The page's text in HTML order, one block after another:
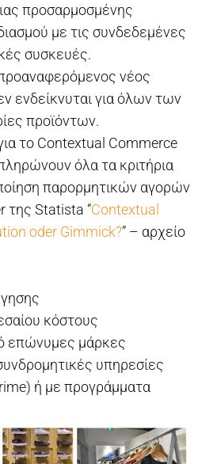
προσαρμοσμένης
με τις συνδεδεμένες
συσκευές.
νέος
ενδείκνυται για όλων των
προϊόντων.
το Contextual Commerce
όλα τα κριτήρια
παρορμητικών αγορών
της Statista “Contextual
oder Gimmick?” – αρχείο
κόστους
επώνυμες μάρκες
υπηρεσίες
ή με προγράμματα